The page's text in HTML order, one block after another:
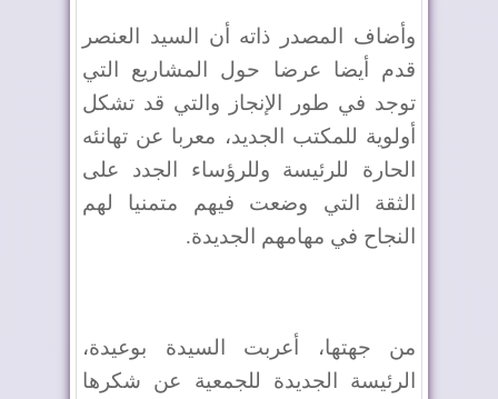
وأضاف المصدر ذاته أن السيد العنصر
قدم أيضا عرضا حول المشاريع التي
توجد في طور الإنجاز والتي قد تشكل
أولوية للمكتب الجديد، معربا عن تهانئه
الحارة للرئيسة وللرؤساء الجدد على
الثقة التي وضعت فيهم متمنيا لهم
النجاح في مهامهم الجديدة.
من جهتها، أعربت السيدة بوعيدة،
الرئيسة الجديدة للجمعية عن شكرها